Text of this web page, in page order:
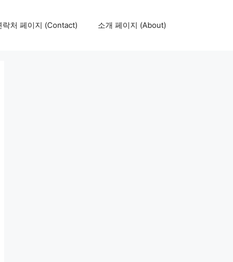
락처 페이지 (Contact) 소개 페이지 (About)